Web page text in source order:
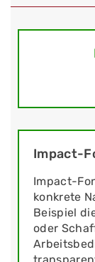
Impact-
Impact-
konkrete
Beispiel
oder